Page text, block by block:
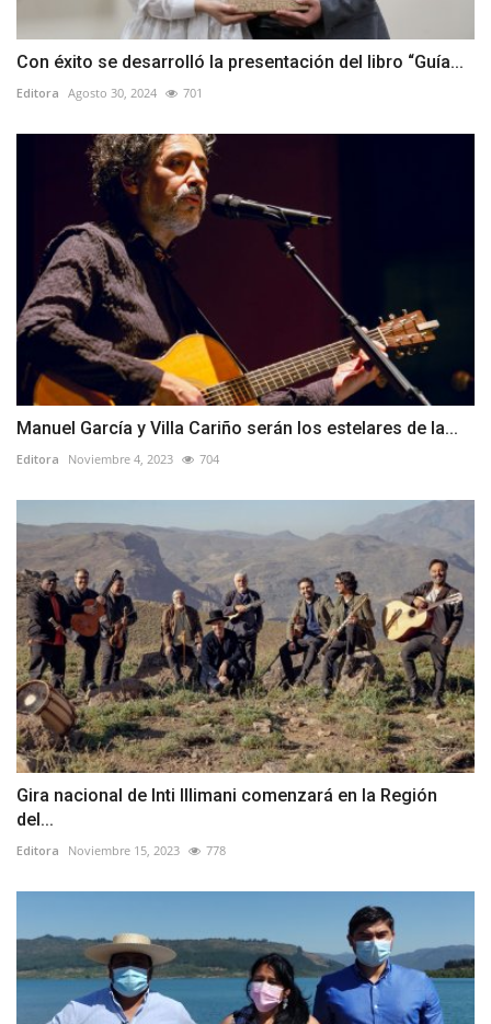
Con éxito se desarrolló la presentación del libro “Guía...
Editora Agosto 30, 2024 701
Manuel García y Villa Cariño serán los estelares de la...
Editora Noviembre 4, 2023 704
Gira nacional de Inti Illimani comenzará en la Región
del...
Editora Noviembre 15, 2023 778